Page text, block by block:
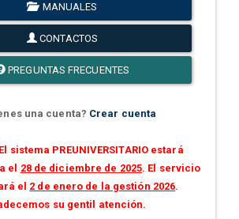
MANUALES
CONTACTOS
PREGUNTAS FRECUENTES
una cuenta? Crear cuenta
sistema PREUNIVERSITARIO estará
el 28 de diciembre de 2025. El servicio
el 2 de enero de la gestión 2026.
su gentil atención.